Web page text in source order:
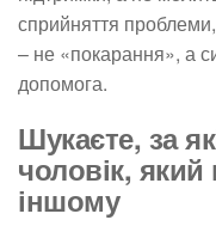
сприйняття
– не «покарання», а
допомога.
Шукаєте, за
чоловік,
іншому